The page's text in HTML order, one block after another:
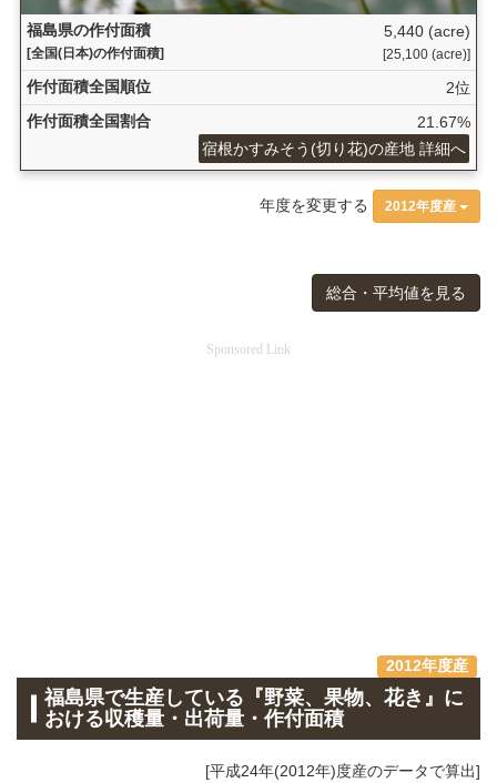
福島県の作付面積
[全国(日本)の作付面積]
5,440 (acre)
[25,100 (acre)]
作付面積全国順位
2位
作付面積全国割合
21.67%
宿根かすみそう(切り花)の産地 詳細へ
年度を変更する 2012年度産
総合・平均値を見る
Sponsored Link
2012年度産
福島県で生産している『野菜、果物、花き』に
おける収穫量・出荷量・作付面積
[平成24年(2012年)度産のデータで算出]